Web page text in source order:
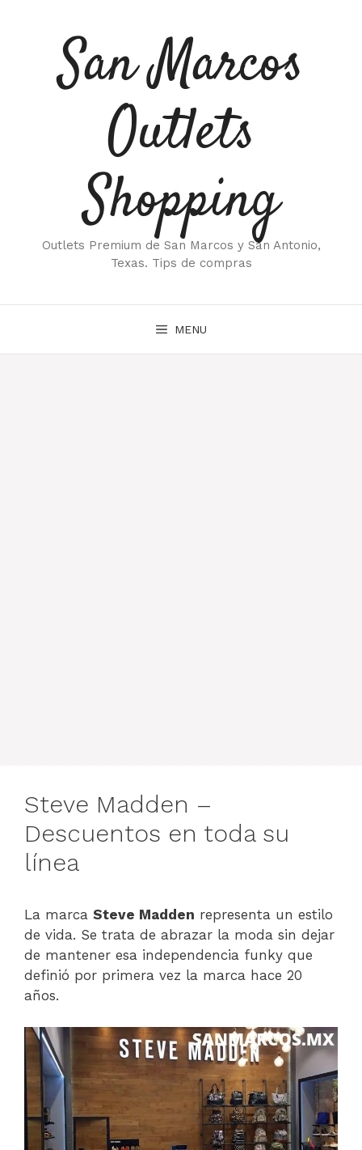
contenidoSan Marcos
Outlets
Shopping
Outlets Premium de San Marcos y San Antonio,
Texas. Tips de compras
MENU
Steve Madden –
Descuentos en toda su
línea
La marca Steve Madden representa un estilo
de vida. Se trata de abrazar la moda sin dejar
de mantener esa independencia funky que
definió por primera vez la marca hace 20
años.